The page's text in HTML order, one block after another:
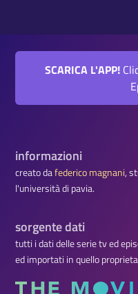
SCARICA L'APP!
informazioni
creato dafederico magnani,
l'università di pavia.
sorgente dati
tutti i dati delle serie tv ed
ed importati in quello